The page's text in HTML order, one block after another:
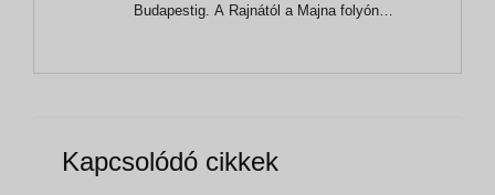
Budapestig. A Rajnától a Majna folyón
Franciaország, Németország, Ausztria és
Kapcsolódó cikkek